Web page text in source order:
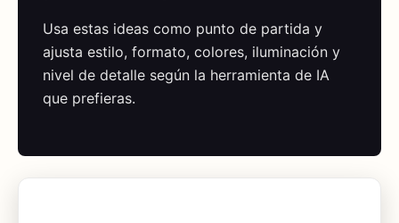
Usa estas ideas como punto de partida y
ajusta estilo, formato, colores, iluminación y
nivel de detalle según la herramienta de IA
que prefieras.